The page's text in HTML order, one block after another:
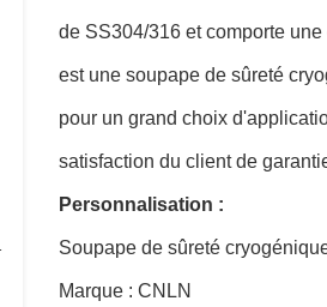
de SS304/316 et comporte
est une soupape de sûreté
pour un grand choix
satisfaction du client de
Personnalisation :
Soupape de sûreté
Marque : CNLN